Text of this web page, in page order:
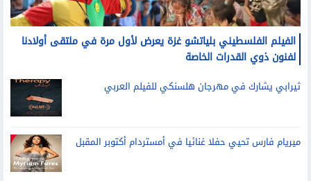
الفيلم الفلسطيني بلياتشو غزة يعرض لأول مرة في ملتقى أولادنا
لفنون ذوي القدرات الخاصة
ثيرابي يشارك في مهرجان هلسنكي للفيلم العربي
ميريام فارس تحيي حفلا غنائيا في أمستردام أكتوبر المقبل